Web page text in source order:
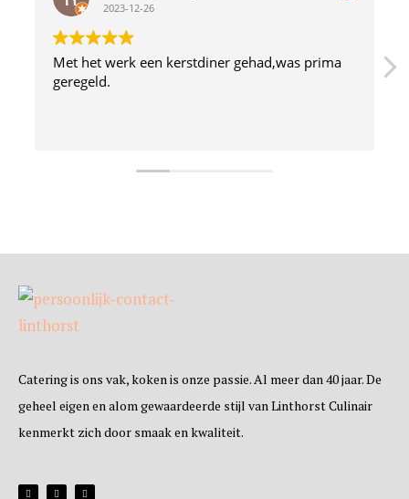
Leuke avond gehad met de collega's
Catering is ons vak, koken is onze passie. Al meer dan 40 jaar. De
geheel eigen en alom gewaardeerde stijl van Linthorst Culinair
kenmerkt zich door smaak en kwaliteit.